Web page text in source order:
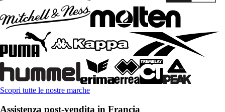
Scopri tutte le nostre marche
Assistenza post-vendita in Francia